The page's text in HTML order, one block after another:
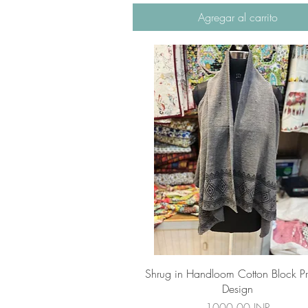
Agregar al carrito
Vista rápida
Shrug in Handloom Cotton Block
Design